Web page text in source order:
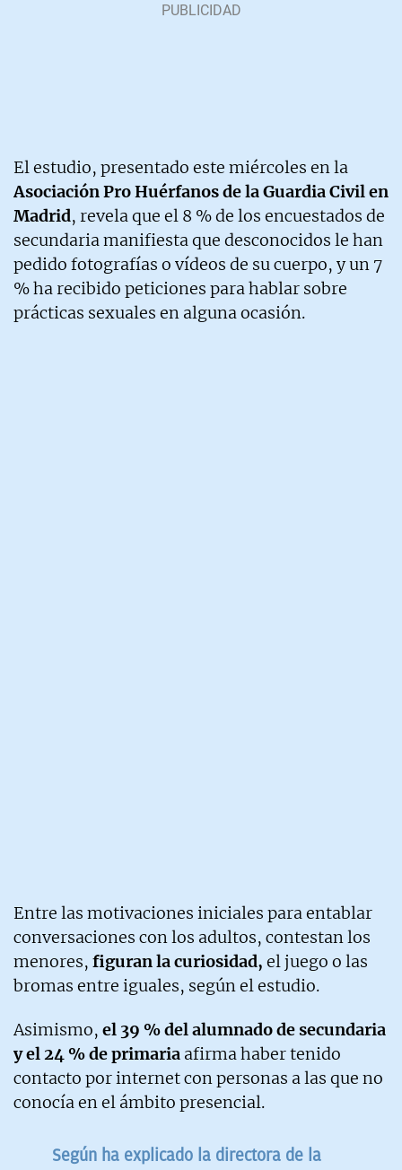
El estudio, presentado este miércoles en la
Asociación Pro Huérfanos de la Guardia Civil en
Madrid, revela que el 8 % de los encuestados de
secundaria manifiesta que desconocidos le han
pedido fotografías o vídeos de su cuerpo, y un 7
% ha recibido peticiones para hablar sobre
prácticas sexuales en alguna ocasión.
Entre las motivaciones iniciales para entablar
conversaciones con los adultos, contestan los
menores, figuran la curiosidad, el juego o las
bromas entre iguales, según el estudio.
Asimismo, el 39 % del alumnado de secundaria
y el 24 % de primaria afirma haber tenido
contacto por internet con personas a las que no
conocía en el ámbito presencial.
Según ha explicado la directora de la